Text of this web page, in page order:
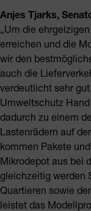
Anjes Tjarks,
„Um die
erreichen und die
wir den
auch die
verdeutlicht sehr
Umweltschutz
dadurch zu einem
Lastenrädern auf
kommen Pakete
Mikrodepot aus bei
gleichzeitig werden
Quartieren sowie
leistet das